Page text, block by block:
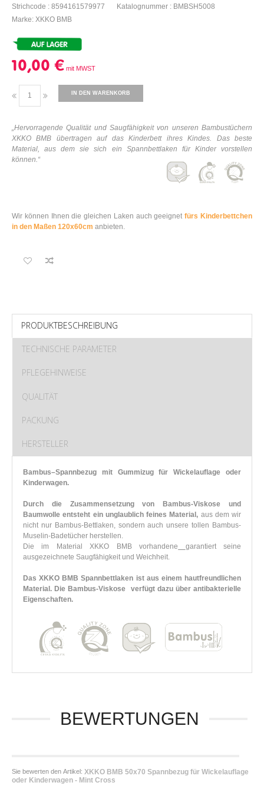
Strichcode : 8594161579977
Katalognummer : BMBSH5008
Marke: XKKO BMB
10,00 €
IN DEN WARENKORB
„Hervorragende Qualität und Saugfähigkeit von unseren Bambustüchern
XKKO BMB übertragen auf das Kinderbett ihres Kindes. Das beste
Material, aus dem sie sich ein Spannbettlaken für Kinder vorstellen
können.“
Wir können Ihnen die gleichen Laken auch geeignetfürs Kinderbettchen
in den Maßen 120x60cm anbieten.
PRODUKTBESCHREIBUNG
TECHNISCHE PARAMETER
PFLEGEHINWEISE
QUALITÄT
PACKUNG
HERSTELLER
Bambus–Spannbezug mit Gummizug für Wickelauflage oder
Kinderwagen.
Durch die Zusammensetzung von Bambus-Viskose und
Baumwolle entsteht ein unglaublich feines Material, aus dem wir
nicht nur Bambus-Bettlaken, sondern auch unsere tollen Bambus-
Muselin-Badetücher herstellen.
Die im Material XKKO BMB vorhandene
garantiert seine
ausgezeichnete Saugfähigkeit und Weichheit.
Das XKKO BMB Spannbettlaken ist aus einem hautfreundlichen
Material. Die Bambus-Viskose verfügt dazu über antibakterielle
Eigenschaften.
BEWERTUNGEN
Sie bewerten den Artikel: XKKO BMB 50x70 Spannbezug für Wickelauflage
oder Kinderwagen - Mint Cross